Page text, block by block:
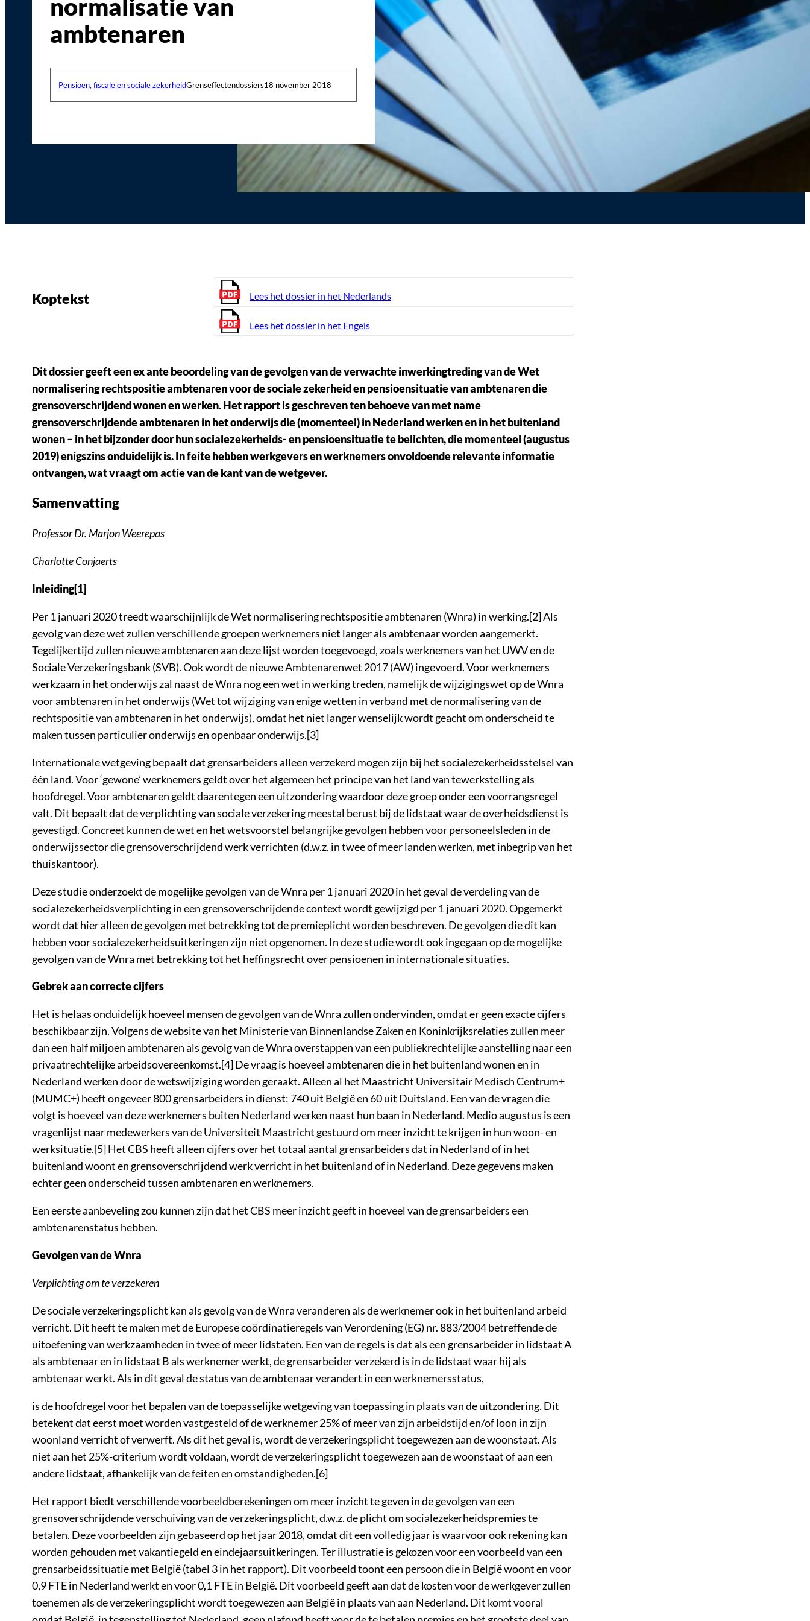
normalisatie van
ambtenaren
Pensioen, fiscale en sociale zekerheidGrenseffectendossiers18 november 2018
Koptekst Lees het dossier in het Nederlands
Lees het dossier in het Engels
Dit dossier geeft een ex ante beoordeling van de gevolgen van de verwachte inwerkingtreding van de Wet
normalisering rechtspositie ambtenaren voor de sociale zekerheid en pensioensituatie van ambtenaren die
grensoverschrijdend wonen en werken. Het rapport is geschreven ten behoeve van met name
grensoverschrijdende ambtenaren in het onderwijs die (momenteel) in Nederland werken en in het buitenland
wonen – in het bijzonder door hun socialezekerheids- en pensioensituatie te belichten, die momenteel (augustus
2019) enigszins onduidelijk is. In feite hebben werkgevers en werknemers onvoldoende relevante informatie
ontvangen, wat vraagt om actie van de kant van de wetgever.
Samenvatting
Professor Dr. Marjon Weerepas
Charlotte Conjaerts
Inleiding[1]
Per 1 januari 2020 treedt waarschijnlijk de Wet normalisering rechtspositie ambtenaren (Wnra) in werking.[2] Als
gevolg van deze wet zullen verschillende groepen werknemers niet langer als ambtenaar worden aangemerkt.
Tegelijkertijd zullen nieuwe ambtenaren aan deze lijst worden toegevoegd, zoals werknemers van het UWV en de
Sociale Verzekeringsbank (SVB). Ook wordt de nieuwe Ambtenarenwet 2017 (AW) ingevoerd. Voor werknemers
werkzaam in het onderwijs zal naast de Wnra nog een wet in werking treden, namelijk de wijzigingswet op de Wnra
voor ambtenaren in het onderwijs (Wet tot wijziging van enige wetten in verband met de normalisering van de
rechtspositie van ambtenaren in het onderwijs), omdat het niet langer wenselijk wordt geacht om onderscheid te
maken tussen particulier onderwijs en openbaar onderwijs.[3]
Internationale wetgeving bepaalt dat grensarbeiders alleen verzekerd mogen zijn bij het socialezekerheidsstelsel van
één land. Voor ‘gewone’ werknemers geldt over het algemeen het principe van het land van tewerkstelling als
hoofdregel. Voor ambtenaren geldt daarentegen een uitzondering waardoor deze groep onder een voorrangsregel
valt. Dit bepaalt dat de verplichting van sociale verzekering meestal berust bij de lidstaat waar de overheidsdienst is
gevestigd. Concreet kunnen de wet en het wetsvoorstel belangrijke gevolgen hebben voor personeelsleden in de
onderwijssector die grensoverschrijdend werk verrichten (d.w.z. in twee of meer landen werken, met inbegrip van het
thuiskantoor).
Deze studie onderzoekt de mogelijke gevolgen van de Wnra per 1 januari 2020 in het geval de verdeling van de
socialezekerheidsverplichting in een grensoverschrijdende context wordt gewijzigd per 1 januari 2020. Opgemerkt
wordt dat hier alleen de gevolgen met betrekking tot de premieplicht worden beschreven. De gevolgen die dit kan
hebben voor socialezekerheidsuitkeringen zijn niet opgenomen. In deze studie wordt ook ingegaan op de mogelijke
gevolgen van de Wnra met betrekking tot het heffingsrecht over pensioenen in internationale situaties.
Gebrek aan correcte cijfers
Het is helaas onduidelijk hoeveel mensen de gevolgen van de Wnra zullen ondervinden, omdat er geen exacte cijfers
beschikbaar zijn. Volgens de website van het Ministerie van Binnenlandse Zaken en Koninkrijksrelaties zullen meer
dan een half miljoen ambtenaren als gevolg van de Wnra overstappen van een publiekrechtelijke aanstelling naar een
privaatrechtelijke arbeidsovereenkomst.[4] De vraag is hoeveel ambtenaren die in het buitenland wonen en in
Nederland werken door de wetswijziging worden geraakt. Alleen al het Maastricht Universitair Medisch Centrum+
(MUMC+) heeft ongeveer 800 grensarbeiders in dienst: 740 uit België en 60 uit Duitsland. Een van de vragen die
volgt is hoeveel van deze werknemers buiten Nederland werken naast hun baan in Nederland. Medio augustus is een
vragenlijst naar medewerkers van de Universiteit Maastricht gestuurd om meer inzicht te krijgen in hun woon- en
werksituatie.[5] Het CBS heeft alleen cijfers over het totaal aantal grensarbeiders dat in Nederland of in het
buitenland woont en grensoverschrijdend werk verricht in het buitenland of in Nederland. Deze gegevens maken
echter geen onderscheid tussen ambtenaren en werknemers.
Een eerste aanbeveling zou kunnen zijn dat het CBS meer inzicht geeft in hoeveel van de grensarbeiders een
ambtenarenstatus hebben.
Gevolgen van de Wnra
Verplichting om te verzekeren
De sociale verzekeringsplicht kan als gevolg van de Wnra veranderen als de werknemer ook in het buitenland arbeid
verricht. Dit heeft te maken met de Europese coördinatieregels van Verordening (EG) nr. 883/2004 betreffende de
uitoefening van werkzaamheden in twee of meer lidstaten. Een van de regels is dat als een grensarbeider in lidstaat A
als ambtenaar en in lidstaat B als werknemer werkt, de grensarbeider verzekerd is in de lidstaat waar hij als
ambtenaar werkt. Als in dit geval de status van de ambtenaar verandert in een werknemersstatus,
is de hoofdregel voor het bepalen van de toepasselijke wetgeving van toepassing in plaats van de uitzondering. Dit
betekent dat eerst moet worden vastgesteld of de werknemer 25% of meer van zijn arbeidstijd en/of loon in zijn
woonland verricht of verwerft. Als dit het geval is, wordt de verzekeringsplicht toegewezen aan de woonstaat. Als
niet aan het 25%-criterium wordt voldaan, wordt de verzekeringsplicht toegewezen aan de woonstaat of aan een
andere lidstaat, afhankelijk van de feiten en omstandigheden.[6]
Het rapport biedt verschillende voorbeeldberekeningen om meer inzicht te geven in de gevolgen van een
grensoverschrijdende verschuiving van de verzekeringsplicht, d.w.z. de plicht om socialezekerheidspremies te
betalen. Deze voorbeelden zijn gebaseerd op het jaar 2018, omdat dit een volledig jaar is waarvoor ook rekening kan
worden gehouden met vakantiegeld en eindejaarsuitkeringen. Ter illustratie is gekozen voor een voorbeeld van een
grensarbeidssituatie met België (tabel 3 in het rapport). Dit voorbeeld toont een persoon die in België woont en voor
0,9 FTE in Nederland werkt en voor 0,1 FTE in België. Dit voorbeeld geeft aan dat de kosten voor de werkgever zullen
toenemen als de verzekeringsplicht wordt toegewezen aan België in plaats van aan Nederland. Dit komt vooral